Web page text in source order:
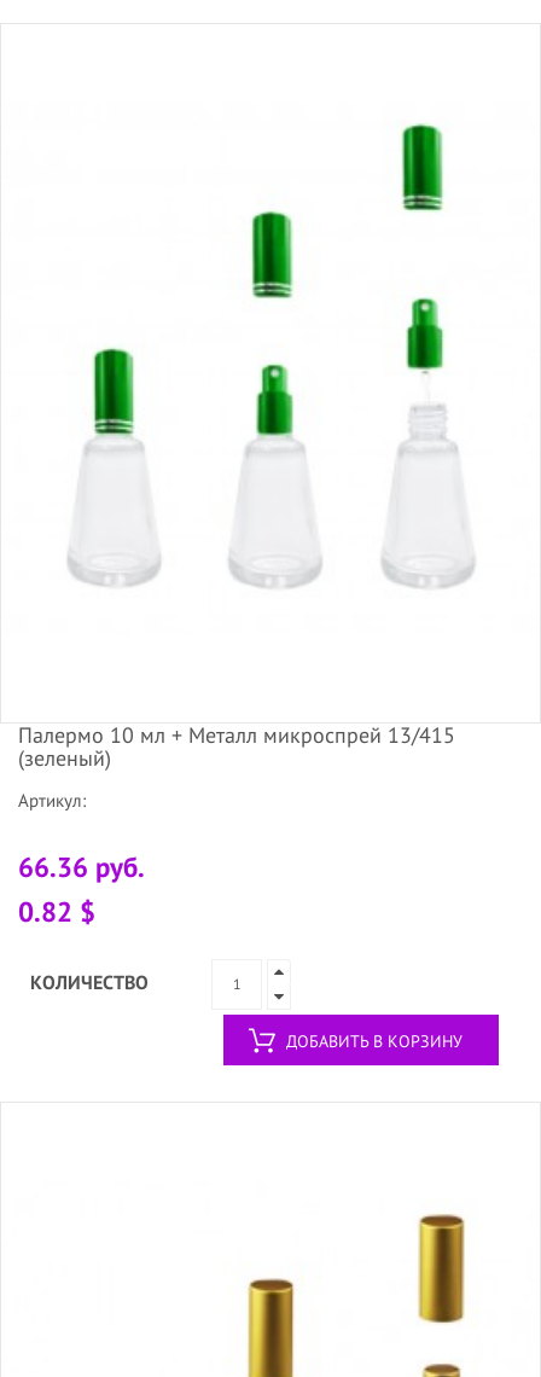
Палермо 10 мл + Металл микроспрей 13/415
(зеленый)
Артикул:
66.36 руб.
0.82 $
КОЛИЧЕСТВО
ДОБАВИТЬ В КОРЗИНУ